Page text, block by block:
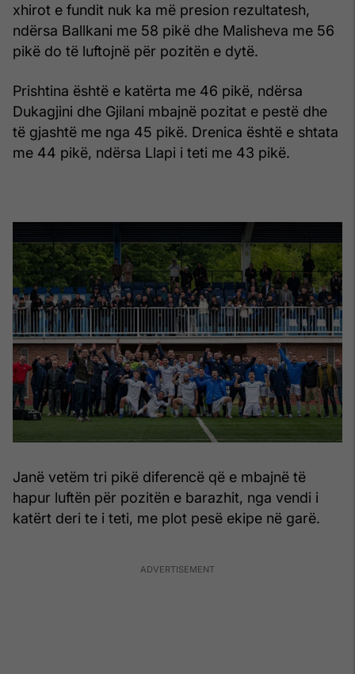
xhirot e fundit nuk ka më presion rezultatesh,
ndërsa Ballkani me 58 pikë dhe Malisheva me 56
pikë do të luftojnë për pozitën e dytë.
Prishtina është e katërta me 46 pikë, ndërsa
Dukagjini dhe Gjilani mbajnë pozitat e pestë dhe
të gjashtë me nga 45 pikë. Drenica është e shtata
me 44 pikë, ndërsa Llapi i teti me 43 pikë.
Janë vetëm tri pikë diferencë që e mbajnë të
hapur luftën për pozitën e barazhit, nga vendi i
katërt deri te i teti, me plot pesë ekipe në garë.